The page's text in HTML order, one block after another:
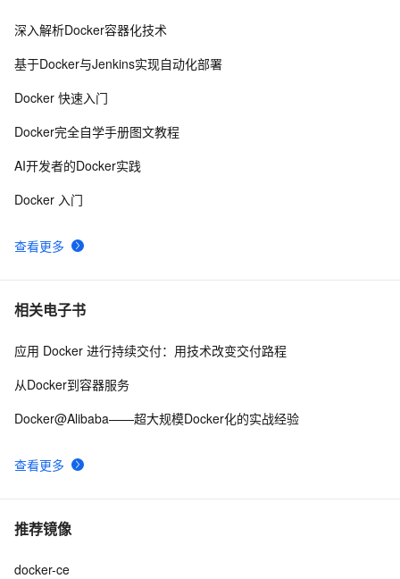
8 『Docker』在Docker快速部署.NET Core项目
10Docker详解（十五）——Docker静态IP地址配置
查看更多
深入解析Docker容器化技术
基于Docker与Jenkins实现自动化部署
Docker 快速入门
Docker完全自学手册图文教程
AI开发者的Docker实践
Docker 入门
相关电子书
查看更多
应用 Docker 进行持续交付：用技术改变交付路程
从Docker到容器服务
Docker@Alibaba——超大规模Docker化的实战经验
推荐镜像
docker-ce